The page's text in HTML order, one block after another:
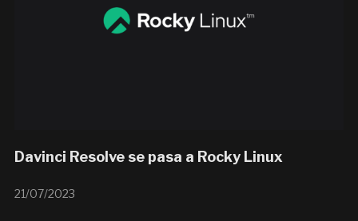
Davinci Resolve se pasa a Rocky Linux
21/07/2023